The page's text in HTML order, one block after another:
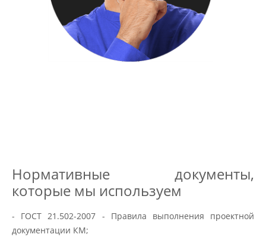
Нормативные документы,
которые мы используем
- ГОСТ 21.502-2007 - Правила выполнения проектной
документации КМ;